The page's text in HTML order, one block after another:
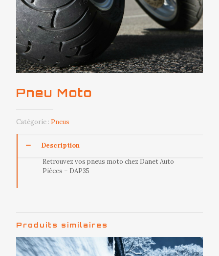
Pneu Moto
Catégorie : Pneus
Description
Retrouvez vos pneus moto chez Danet Auto
Pièces – DAP35
Produits similaires